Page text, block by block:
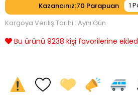
Kazancınız:70
Kargoya Veriliş Tarihi : Aynı Gün
Son 24 saatte 3719 kişi görüntüledi!